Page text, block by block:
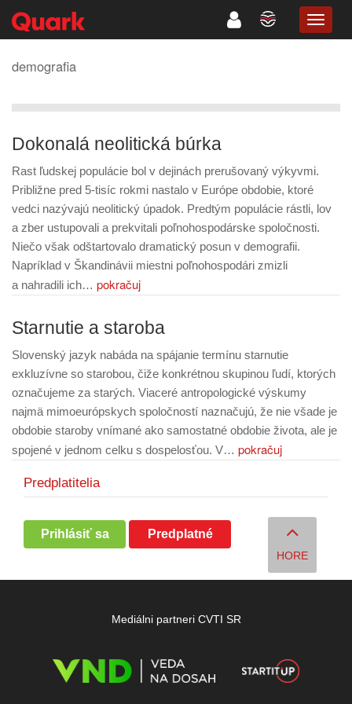
demografia
Dokonalá neolitická búrka
Rast ľudskej populácie bol v dejinách prerušovaný výkyvmi.
Približne pred 5-tisíc rokmi nastalo v Európe obdobie, ktoré
vedci nazývajú neolitický úpadok. Predtým populácie rástli, lov
a zber ustupovali a prekvitali poľnohospodárske spoločnosti.
Niečo však odštartovalo dramatický posun v demografii.
Napríklad v Škandinávii miestni poľnohospodári zmizli
a nahradili ich… pokračuj
Starnutie a staroba
Slovenský jazyk nabáda na spájanie termínu starnutie
exkluzívne so starobou, čiže konkrétnou skupinou ľudí, ktorých
označujeme za starých. Viaceré antropologické výskumy
najmä mimoeurópskych spoločností naznačujú, že nie všade je
obdobie staroby vnímané ako samostatné obdobie života, ale je
spojené v jednom celku s dospelosťou. V… pokračuj
Predplatitelia
Prihlásiť sa Predplatné
HORE
Mediálni partneri CVTI SR